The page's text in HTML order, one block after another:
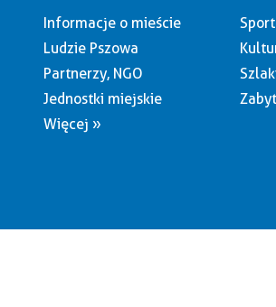
Informacje o mieście
Ludzie Pszowa
Partnerzy, NGO
Jednostki miejskie
Więcej »
Sport